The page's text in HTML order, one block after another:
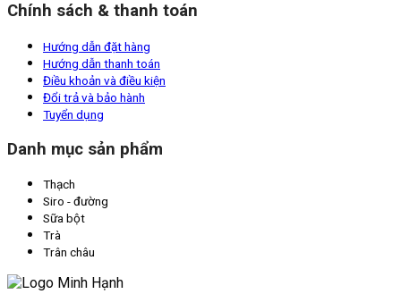
Chính sách & thanh toán
Hướng dẫn đặt hàng
Hướng dẫn thanh toán
Điều khoản và điều kiện
Đổi trả và bảo hành
Tuyển dụng
Danh mục sản phẩm
Thạch
Siro - đường
Sữa bột
Trà
Trân châu